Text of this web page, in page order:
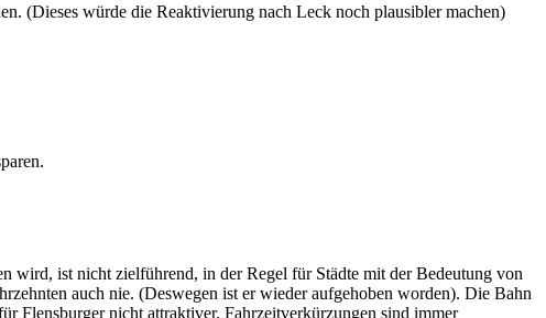
(Dieses würde die Reaktivierung nach Leck noch plausibler machen)
wird, ist nicht zielführend, in der Regel für Städte mit der Bedeutung von
auch nie. (Deswegen ist er wieder aufgehoben worden). Die Bahn
Flensburger nicht attraktiver. Fahrzeitverkürzungen sind immer